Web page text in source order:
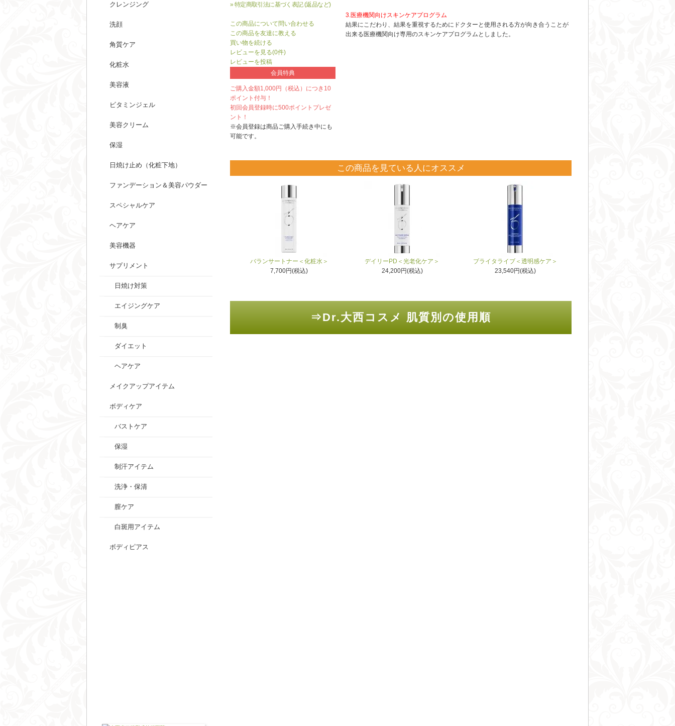
クレンジング
洗顔
角質ケア
化粧水
美容液
ビタミンジェル
美容クリーム
保湿
日焼け止め（化粧下地）
ファンデーション＆美容パウダー
スペシャルケア
ヘアケア
美容機器
サプリメント
日焼け対策
エイジングケア
制臭
ダイエット
ヘアケア
メイクアップアイテム
ボディケア
バストケア
保湿
制汗アイテム
洗浄・保清
膣ケア
白斑用アイテム
ボディピアス
3.医療機関向けスキンケアプログラム
結果にこだわり、結果を重視するためにドクターと使用される方が向き合うことが
出来る医療機関向け専用のスキンケアプログラムとしました。
» 特定商取引法に基づく表記 (返品など)
この商品について問い合わせる
この商品を友達に教える
買い物を続ける
レビューを見る(0件)
レビューを投稿
会員特典
ご購入金額1,000円（税込）につき10
ポイント付与！
初回会員登録時に500ポイントプレゼ
ント！
※会員登録は商品ご購入手続き中にも
可能です。
この商品を見ている人にオススメ
バランサートナー＜化粧水＞
7,700円(税込)
デイリーPD＜光老化ケア＞
24,200円(税込)
ブライタライブ＜透明感ケア＞
23,540円(税込)
⇒Dr.大西コスメ 肌質別の使用順